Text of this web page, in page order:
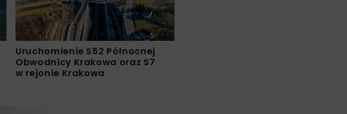
Uruchomienie S52 Północnej
Obwodnicy Krakowa oraz S7
w rejonie Krakowa